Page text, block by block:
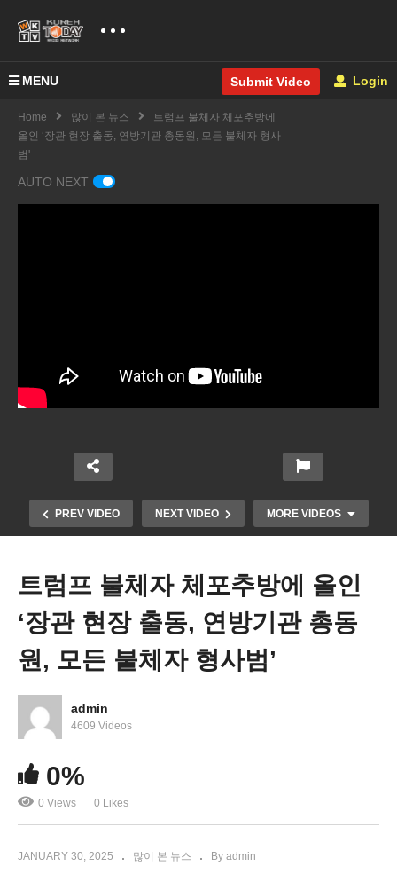
MENU Submit Video Login
Home 많이 본 뉴스
트럼프 불체자 체포추방에
올인 ‘장관 현장 출동, 연방기관 총동원, 모든 불체자 형사
범'
AUTO NEXT
PREV VIDEO NEXT VIDEO MORE VIDEOS
트럼프 취임 일주일간 불법체류자 6천 명 체포, 7천
명 추방,송환
트럼프 불체자 체포추방에 올인
‘장관 현장 출동, 연방기관 총동
원, 모든 불체자 형사범’
admin
4609 Videos
0%
0 Views 0 Likes
JANUARY 30, 2025 많이 본 뉴스 By admin